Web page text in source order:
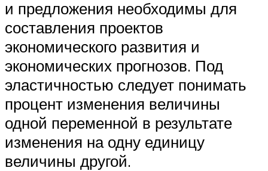
и предложения необходимы для
составления проектов
экономического развития и
экономических прогнозов. Под
эластичностью следует понимать
процент изменения величины
одной переменной в результате
изменения на одну единицу
величины другой.